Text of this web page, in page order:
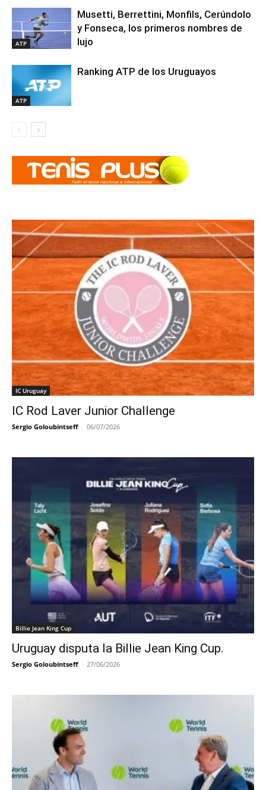
ATP
Musetti, Berrettini, Monfils, Cerúndolo
y Fonseca, los primeros nombres de
lujo
ATP
Ranking ATP de los Uruguayos
IC Uruguay
IC Rod Laver Junior Challenge
Sergio Goloubintseff - 06/07/2026
Billie Jean King Cup
Uruguay disputa la Billie Jean King Cup.
Sergio Goloubintseff - 27/06/2026